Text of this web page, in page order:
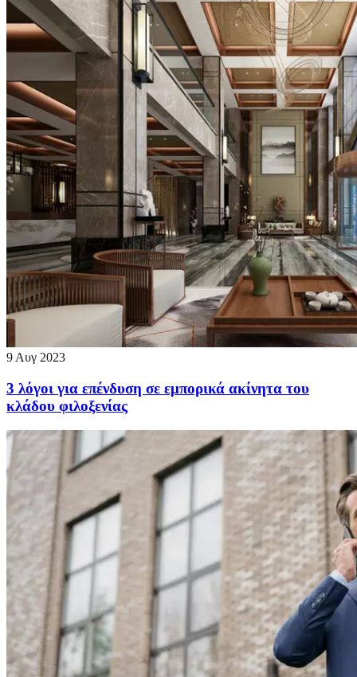
9 Αυγ 2023
3 λόγοι για επένδυση σε εμπορικά ακίνητα του
κλάδου φιλοξενίας